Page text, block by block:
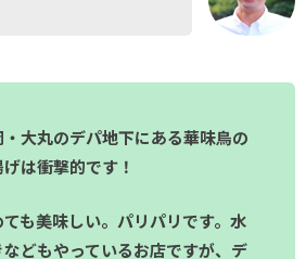
大丸のデパ地下にある華味鳥の
は衝撃的です！
も美味しい。パリパリです。水
どもやっているお店ですが、デ